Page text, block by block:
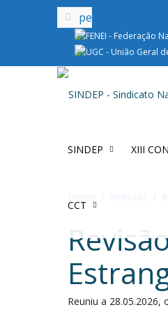
SINDEP XIII
CCT
Reuniu a 28.05.2026,